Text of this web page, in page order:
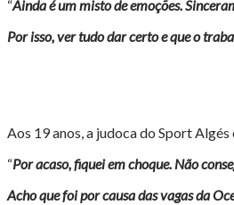
“Ainda é um misto de emoções.
Por isso, ver tudo dar certo e que o
Aos 19 anos, a judoca do Sport
“Por acaso, fiquei em choque. Não
Acho que foi por causa das vagas da